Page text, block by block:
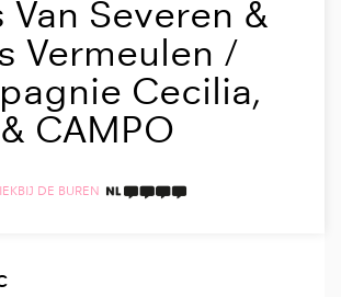
Van Severen &
Vermeulen /
Cecilia,
CAMPO
BIJ DE BUREN 4 TAALICONEN